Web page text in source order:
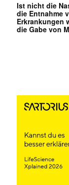
Ist nicht die
die Entnahme
Erkrankungen
die Gabe von